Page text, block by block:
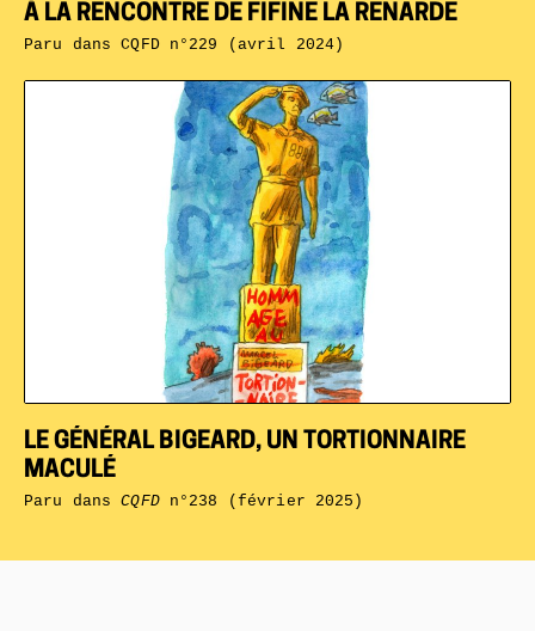
LE GÉNÉRAL BIGEARD, UN TORTIONNAIRE
MACULÉ
Paru dansCQFDn°238 (février 2025)
À LA RENCONTRE DE FIFINE LA RENARDE
Paru dansCQFD n°229 (avril 2024)